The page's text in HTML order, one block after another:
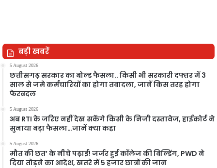
बड़ी खबरें
5 August 2026
छत्तीसगढ़ सरकार का बोल्ड फैसला.. किसी भी सरकारी दफ्तर में 3
साल से जमे कर्मचारियों का होगा तबादला, जानें किस तरह होगा
फेरबदल
5 August 2026
अब RTI के जरिए नहीं देख सकेंगे किसी के निजी दस्तावेज, हाईकोर्ट ने
सुनाया बड़ा फैसला…जानें क्या कहा
5 August 2026
मौत की छत’ के नीचे पढ़ाई! जर्जर हुई कॉलेज की बिल्डिंग, PWD ने
दिया तोड़ने का आदेश, खतरे में 5 हजार छात्रों की जान